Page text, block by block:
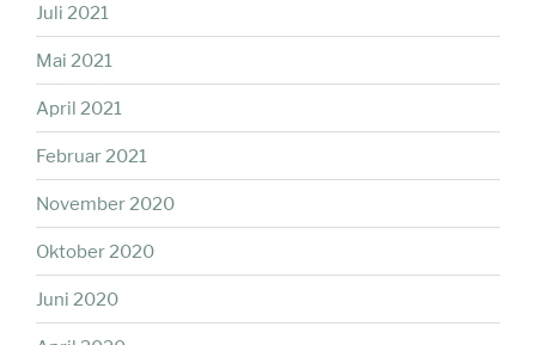
Juli 2021
Mai 2021
April 2021
Februar 2021
November 2020
Oktober 2020
Juni 2020